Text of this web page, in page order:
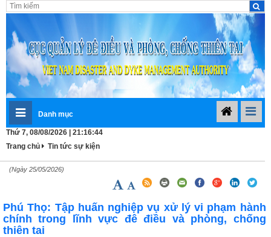
Danh mục
Thứ 7, 08/08/2026 | 21:16:45
Trang chủ
Tin tức sự kiện
(Ngày 25/05/2026)
Phú Thọ: Tập huấn nghiệp vụ xử lý vi phạm hành
chính trong lĩnh vực đê điều và phòng, chống
thiên tai